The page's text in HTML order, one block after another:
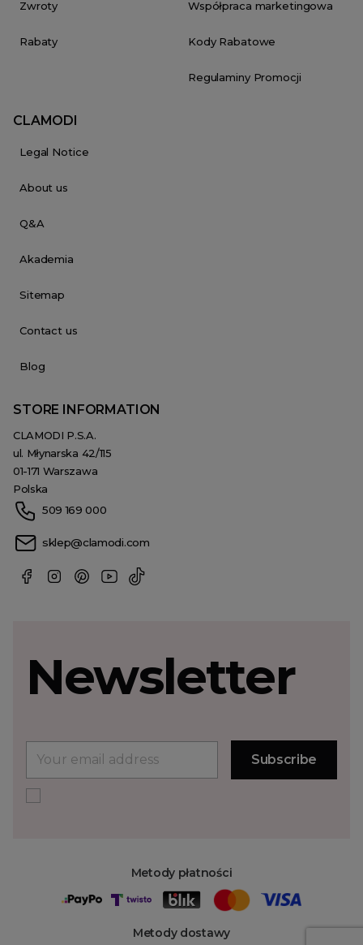
Zwroty
Rabaty
Współpraca marketingowa
Kody Rabatowe
Regulaminy Promocji
CLAMODI
Legal Notice
About us
Q&A
Akademia
Sitemap
Contact us
Blog
STORE INFORMATION
CLAMODI P.S.A.
ul. Młynarska 42/115
01-171 Warszawa
Polska
509 169 000
sklep@clamodi.com
Metody płatności
Metody dostawy
Newsletter